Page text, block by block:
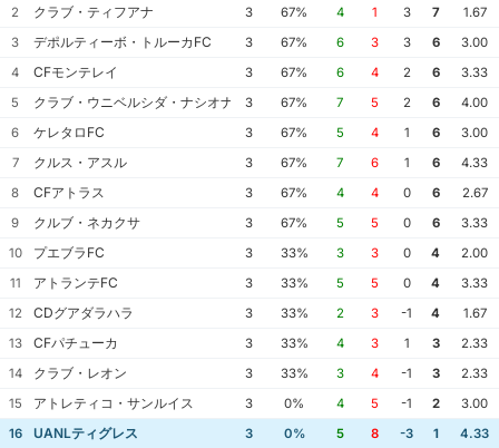
2
クラブ・ティフアナ 3 67% 4 1 3 7
1.67
3
デポルティーボ・トルーカFC 3 67% 6 3 3 6
3.00
4
CFモンテレイ 3 67% 6 4 2 6
3.33
5
クラブ・ウニベルシダ・ナシオナル3 67% 7 5 2 6
4.00
6
ケレタロFC 3 67% 5 4 1 6
3.00
7
クルス・アスル 3 67% 7 6 1 6
4.33
8
CFアトラス 3 67% 4 4 0 6
2.67
9
クルブ・ネカクサ 3 67% 5 5 0 6
3.33
10
プエブラFC 3 33% 3 3 0 4
2.00
11
アトランテFC 3 33% 5 5 0 4
3.33
12
CDグアダラハラ 3 33% 2 3 -1 4
1.67
13
CFパチューカ 3 33% 4 3 1 3
2.33
14
クラブ・レオン 3 33% 3 4 -1 3
2.33
15
アトレティコ・サンルイス 3 0% 4 5 -1 2
3.00
16
UANLティグレス 3 0% 5 8 -3 1
4.33